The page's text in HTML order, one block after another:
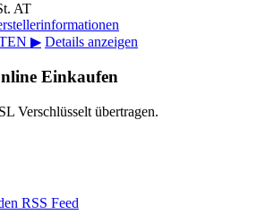
AT
▶ Details anzeigen
Einkaufen
Verschlüsselt übertragen.
RSS Feed